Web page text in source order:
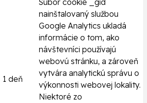
1 deň
Súbor cookie _gid
nainštalovaný službou
Google Analytics ukladá
informácie o tom, ako
návštevníci používajú
webovú stránku, a zároveň
vytvára analytickú správu o
výkonnosti webovej lokality.
Niektoré zo